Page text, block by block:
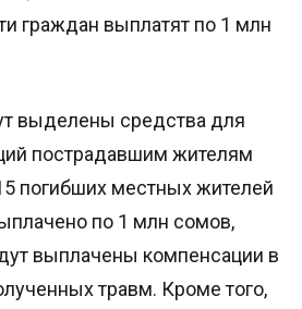
граждан выплатят по 1 млн
выделены средства для
пострадавшим жителям
погибших местных жителей
по 1 млн сомов,
выплачены компенсации в
травм. Кроме того,